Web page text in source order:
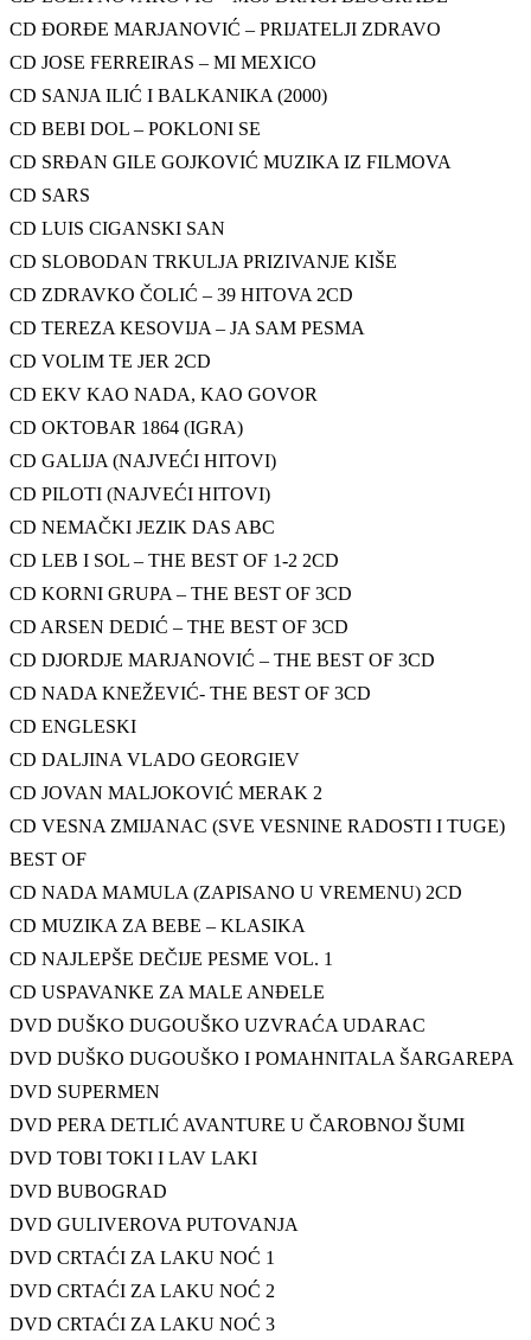
CD ĐORĐE MARJANOVIĆ – PRIJATELJI ZDRAVO
CD JOSE FERREIRAS – MI MEXICO
CD SANJA ILIĆ I BALKANIKA (2000)
CD BEBI DOL – POKLONI SE
CD SRĐAN GILE GOJKOVIĆ MUZIKA IZ FILMOVA
CD SARS
CD LUIS CIGANSKI SAN
CD SLOBODAN TRKULJA PRIZIVANJE KIŠE
CD ZDRAVKO ČOLIĆ – 39 HITOVA 2CD
CD TEREZA KESOVIJA – JA SAM PESMA
CD VOLIM TE JER 2CD
CD EKV KAO NADA, KAO GOVOR
CD OKTOBAR 1864 (IGRA)
CD GALIJA (NAJVEĆI HITOVI)
CD PILOTI (NAJVEĆI HITOVI)
CD NEMAČKI JEZIK DAS ABC
CD LEB I SOL – THE BEST OF 1-2 2CD
CD KORNI GRUPA – THE BEST OF 3CD
CD ARSEN DEDIĆ – THE BEST OF 3CD
CD DJORDJE MARJANOVIĆ – THE BEST OF 3CD
CD NADA KNEŽEVIĆ- THE BEST OF 3CD
CD ENGLESKI
CD DALJINA VLADO GEORGIEV
CD JOVAN MALJOKOVIĆ MERAK 2
CD VESNA ZMIJANAC (SVE VESNINE RADOSTI I TUGE)
BEST OF
CD NADA MAMULA (ZAPISANO U VREMENU) 2CD
CD MUZIKA ZA BEBE – KLASIKA
CD NAJLEPŠE DEČIJE PESME VOL. 1
CD USPAVANKE ZA MALE ANĐELE
DVD DUŠKO DUGOUŠKO UZVRAĆA UDARAC
DVD DUŠKO DUGOUŠKO I POMAHNITALA ŠARGAREPA
DVD SUPERMEN
DVD PERA DETLIĆ AVANTURE U ČAROBNOJ ŠUMI
DVD TOBI TOKI I LAV LAKI
DVD BUBOGRAD
DVD GULIVEROVA PUTOVANJA
DVD CRTAĆI ZA LAKU NOĆ 1
DVD CRTAĆI ZA LAKU NOĆ 2
DVD CRTAĆI ZA LAKU NOĆ 3